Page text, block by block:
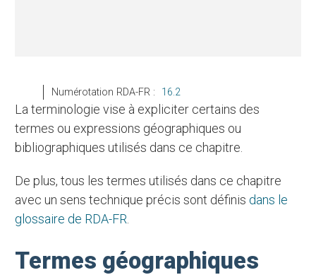
Numérotation RDA-FR : 16.2
La terminologie vise à expliciter certains des
termes ou expressions géographiques ou
bibliographiques utilisés dans ce chapitre.
De plus, tous les termes utilisés dans ce chapitre
avec un sens technique précis sont définis dans le
glossaire de RDA-FR
Termes géographiques